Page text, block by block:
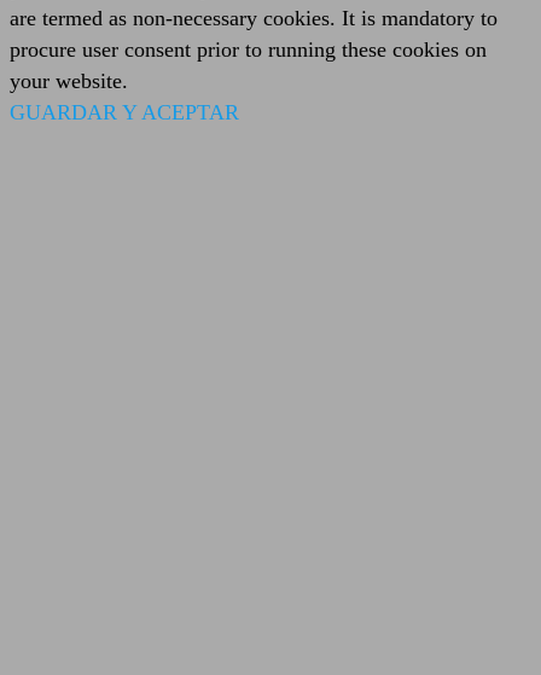
are termed as non-necessary cookies. It is mandatory to
procure user consent prior to running these cookies on
your website.
GUARDAR Y ACEPTAR